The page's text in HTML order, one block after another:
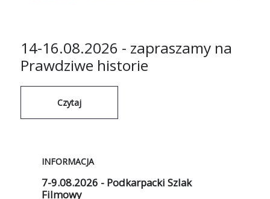
14-16.08.2026 - zapraszamy na
Prawdziwe historie
Czytaj
INFORMACJA
7-9.08.2026 - Podkarpacki Szlak
Filmowy